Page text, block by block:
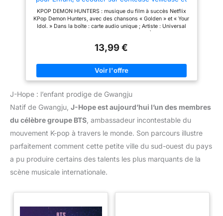
Boîte à Histoires Player et Mini, premières
musiques dès la Naissance
KPOP DEMON HUNTERS : musique du film à succès Netflix
KPop Demon Hunters, avec des chansons « Golden » et « Your
Idol. » Dans la boîte : carte audio unique ; Artiste : Universal
Music Group ; Langue : anglais ; Accent : US ; À partir de 5 ans
livre audio dans le lecteur ou le mini (vendu séparément) pour
volume et les pistes. Vous pouvez également contrôler
l'appareil via l'application gratuite Adapté aux enfants avec
contrôle parental : profitez des heures de divertissement sans
spécialement choisi et créé en pensant aux enfants. Pas de
avec l'esprit des enfants : explorez plus de 1000 cartes de
romans, de musique, d'activités, de podcasts gratuits, de
radio, de paysages sonores, de minuteurs ou même créez du
contenu avec une carte Make Your Own !
13,99 €
J-Hope : l’enfant prodige de Gwangju
Natif de Gwangju, J-Hope est aujourd’hui l’un des membres
du célèbre groupe BTS , ambassadeur incontestable du
mouvement K-pop à travers le monde. Son parcours illustre
parfaitement comment cette petite ville du sud-ouest du pays
a pu produire certains des talents les plus marquants de la
scène musicale internationale.